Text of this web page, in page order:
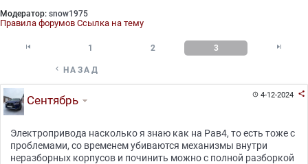
Модератор: snow1975
Правила форумов Ссылка на тему
 1 2 3 
 НАЗАД
4-12-2024 
Сентябрь
Электропривода насколько я знаю как на Рав4, то есть тоже с
проблемами, со временем убиваются механизмы внутри
неразборных корпусов и починить можно с полной разборкой